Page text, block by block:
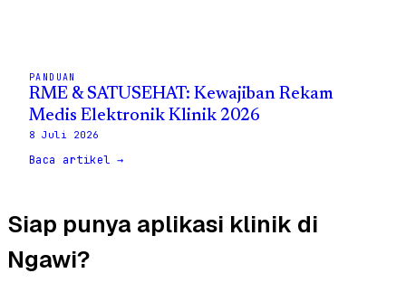
PANDUAN
RME & SATUSEHAT: Kewajiban Rekam
Medis Elektronik Klinik 2026
8 Juli 2026
Baca artikel →
Siap punya aplikasi klinik di
Ngawi?